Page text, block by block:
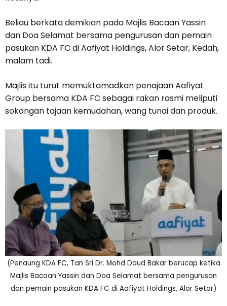
Beliau berkata demikian pada Majlis Bacaan Yassin
dan Doa Selamat bersama pengurusan dan pemain
pasukan KDA FC di Aafiyat Holdings, Alor Setar, Kedah,
malam tadi.
Majlis itu turut memuktamadkan penajaan Aafiyat
Group bersama KDA FC sebagai rakan rasmi meliputi
sokongan tajaan kemudahan, wang tunai dan produk.
(Penaung KDA FC, Tan Sri Dr. Mohd Daud Bakar berucap ketika
Majlis Bacaan Yassin dan Doa Selamat bersama pengurusan
dan pemain pasukan KDA FC di Aafiyat Holdings, Alor Setar)